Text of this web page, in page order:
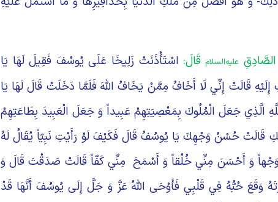
الصَّادِقِعلیه‌السلام قَالَ:‏ اسْتَأْذَنَتْ زَلِيخَا عَلَى يُوسُفَ فَقِيلَ لَهَا يَا
إِلَيْهِ قَالَتْ إِنِّي لَا أَخَافُ مِمَّنْ يَخَافُ اللَّهَ فَلَمَّا دَخَلَتْ قَالَ لَهَا يَا
الَّذِي جَعَلَ الْمُلُوكَ بِمَعْصِيَتِهِمْ عَبِيداً وَ جَعَلَ الْعَبِيدَ بِطَاعَتِهِمْ
قَالَتْ حُسْنُ وَجْهِكَ يَا يُوسُفُ قَالَ فَكَيْفَ لَوْ رَأَيْتِ نَبِيّاً يُقَالُ لَهُ
وَ أَحْسَنَ مِنِّي خُلُقاً وَ أَسْمَحَ‏ مِنِّي كَفّاً قَالَتْ صَدَقْتَ قَالَ وَ
حُبُّهُ فِي قَلْبِي فَأَوْحَى اللَّهُ عَزَّ وَ جَلَّ إِلَى يُوسُفَ أَنَّهَا قَدْ